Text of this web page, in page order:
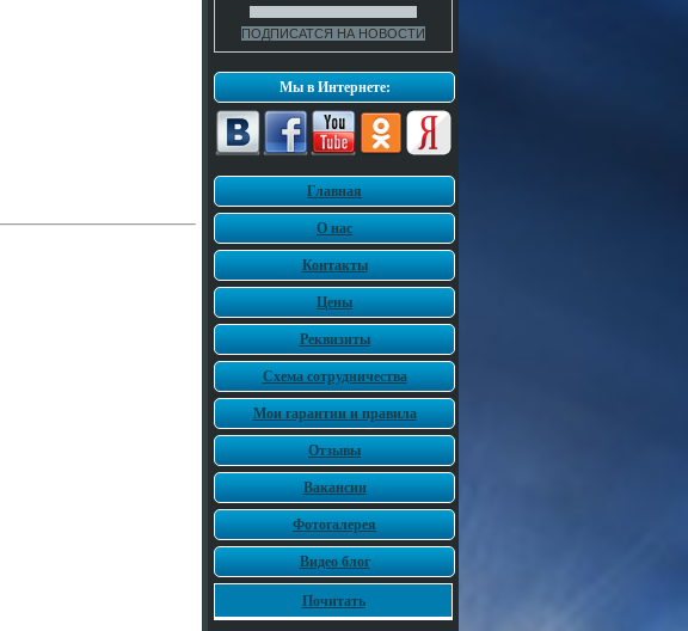
Мы в Интернете:
Главная
О нас
Контакты
Цены
Реквизиты
Схема сотрудничества
Мои гарантии и правила
Отзывы
Вакансии
Фотогалерея
Видео блог
Почитать